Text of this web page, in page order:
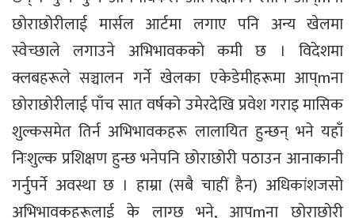
छोराछोरीलाई मार्सल आर्टमा लगाए पनि अन्य खेलमा
स्वेच्छाले लगाउने अभिभावकको कमी छ । विदेशमा
क्लबहरूले सञ्चालन गर्ने खेलका एकेडेमीहरूमा आप्mना
छोराछोरीलाई पाँच सात वर्षको उमेरदेखि प्रवेश गराइ मासिक
शुल्कसमेत तिर्न अभिभावकहरू लालायित हुन्छन् भने यहाँ
निःशुल्क प्रशिक्षण हुन्छ भनेपनि छोराछोरी पठाउन आनाकानी
गर्नुपर्ने अवस्था छ । हाम्रा (सबै चाहीं हैन) अधिकांशजसो
अभिभावकहरूलाई के लाग्छ भने, आप्mना छोराछोरी